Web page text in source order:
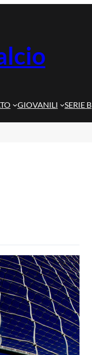
GIOVANILI SERIE B